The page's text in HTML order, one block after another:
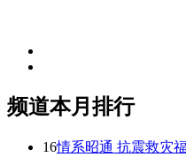
频道本月排行
16情系昭通 抗震救灾